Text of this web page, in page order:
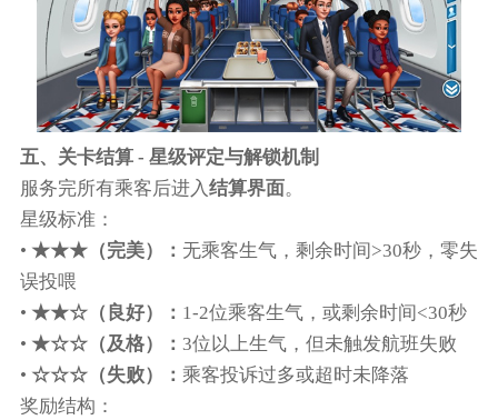
五、关卡结算 - 星级评定与解锁机制
服务完所有乘客后进入结算界面。
星级标准：
• ★★★（完美）： 无乘客生气，剩余时间>30秒，零失
误投喂
• ★★☆（良好）： 1-2位乘客生气，或剩余时间<30秒
• ★☆☆（及格）： 3位以上生气，但未触发航班失败
• ☆☆☆（失败）： 乘客投诉过多或超时未降落
奖励结构：